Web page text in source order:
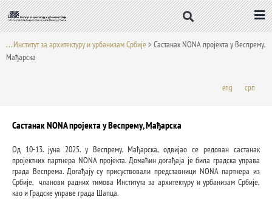
Пређи
на
садржај
. . . Институт за архитектуру и урбанизам Србије>Састанак NONA пројекта у Веспрему,
Мађарска
eng срп
Састанак NONA пројекта у Веспрему, Мађарска
Од 10-13. јуна 2025. у Веспрему, Мађарска, одвијао се редован састанак
пројектних партнера NONA пројекта. Домаћин догађаја је била градска управа
града Веспрема. Догађају су присуствовали представници NONA партнера из
Србије, чланови радних тимова Института за архитектуру и урбанизам Србије,
као и Градске управе града Шапца.